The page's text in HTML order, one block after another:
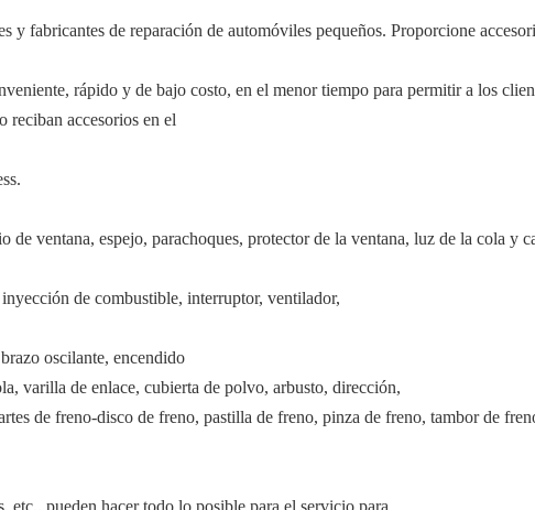
y fabricantes de reparación de automóviles pequeños. Proporcione
rápido y de bajo costo, en el menor tiempo para permitir a los
reciban accesorios en el
ventana, espejo, parachoques, protector de la ventana, luz de la cola y
de combustible, interruptor, ventilador,
oscilante, encendido
varilla de enlace, cubierta de polvo, arbusto, dirección,
de freno-disco de freno, pastilla de freno, pinza de freno, tambor de
etc., pueden hacer todo lo posible para el servicio para